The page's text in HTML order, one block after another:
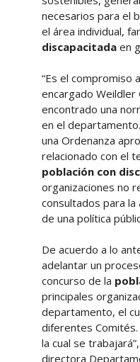
necesarios para el
el área individual,
discapacitadaen
“Es el compromiso
encargado Weildler
encontrado una
en el
una Ordenanza
relacionado con el
población con
organizaciones no
consultados para
de una política
De acuerdo a lo
adelantar un
concurso de la
principales
departamento, el
diferentes Comités.
la cual se
directora